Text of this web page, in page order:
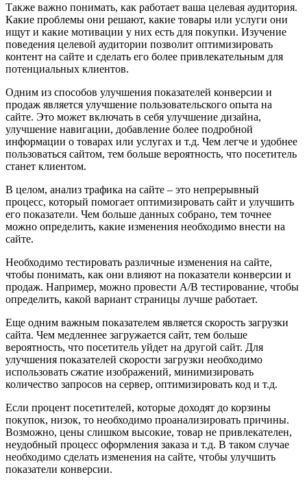
Также важно понимать, как работает ваша целевая аудитория.
Какие проблемы они решают, какие товары или услуги они
ищут и какие мотивации у них есть для покупки. Изучение
поведения целевой аудитории позволит оптимизировать
контент на сайте и сделать его более привлекательным для
потенциальных клиентов.
Одним из способов улучшения показателей конверсии и
продаж является улучшение пользовательского опыта на
сайте. Это может включать в себя улучшение дизайна,
улучшение навигации, добавление более подробной
информации о товарах или услугах и т.д. Чем легче и удобнее
пользоваться сайтом, тем больше вероятность, что посетитель
станет клиентом.
В целом, анализ трафика на сайте – это непрерывный
процесс, который помогает оптимизировать сайт и улучшить
его показатели. Чем больше данных собрано, тем точнее
можно определить, какие изменения необходимо внести на
сайте.
Необходимо тестировать различные изменения на сайте,
чтобы понимать, как они влияют на показатели конверсии и
продаж. Например, можно провести A/B тестирование, чтобы
определить, какой вариант страницы лучше работает.
Еще одним важным показателем является скорость загрузки
сайта. Чем медленнее загружается сайт, тем больше
вероятность, что посетитель уйдет на другой сайт. Для
улучшения показателей скорости загрузки необходимо
использовать сжатие изображений, минимизировать
количество запросов на сервер, оптимизировать код и т.д.
Если процент посетителей, которые доходят до корзины
покупок, низок, то необходимо проанализировать причины.
Возможно, цены слишком высокие, товар не привлекателен,
неудобный процесс оформления заказа и т.д. В таком случае
необходимо сделать изменения на сайте, чтобы улучшить
показатели конверсии.